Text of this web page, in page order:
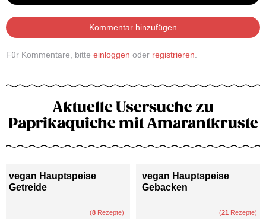
Kommentar hinzufügen
Für Kommentare, bitte einloggen oder registrieren
Aktuelle Usersuche zu
Paprikaquiche mit Amarantkruste
vegan Hauptspeise
Getreide
(8 Rezepte)
vegan Hauptspeise
Gebacken
(21 Rezepte)